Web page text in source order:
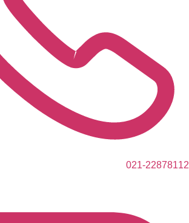
021-22878112